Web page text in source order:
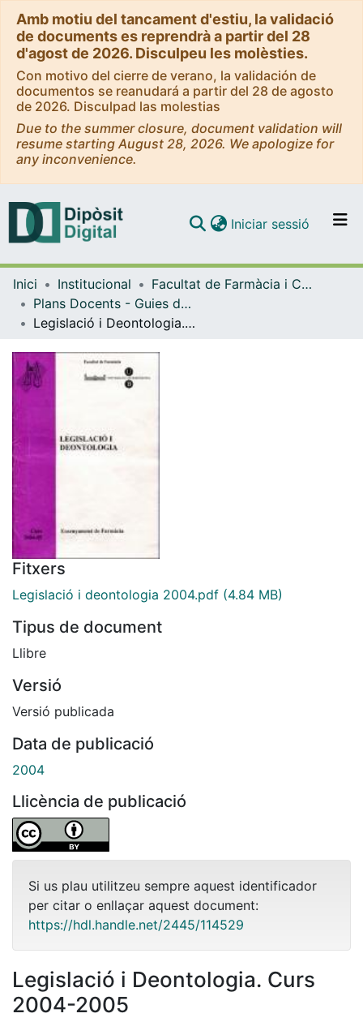
Amb motiu del tancament d'estiu, la validació
de documents es reprendrà a partir del 28
d'agost de 2026. Disculpeu les molèsties.
Con motivo del cierre de verano, la validación de
documentos se reanudará a partir del 28 de agosto
de 2026. Disculpad las molestias
Due to the summer closure, document validation will
resume starting August 28, 2026. We apologize for
any inconvenience.
Navega per tot el DD
Com publicar
Iniciar sessió (current)
Inici Institucional
Facultat de Farmàcia i Ciències de l'Alimentació
Plans Docents - Guies de l'estudiant (Facultat de Farmàcia i Ciències de l'Alimentació)
Legislació i Deontologia. Curs 2004-2005
Fitxers
Legislació i deontologia 2004.pdf (4.84 MB)
Tipus de document
Llibre
Versió
Versió publicada
Data de publicació
2004
Llicència de publicació
Si us plau utilitzeu sempre aquest identificador
per citar o enllaçar aquest document:
https://hdl.handle.net/2445/114529
Legislació i Deontologia. Curs
2004-2005